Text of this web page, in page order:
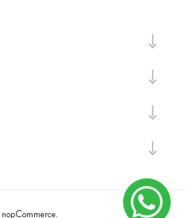
nopCommerce.